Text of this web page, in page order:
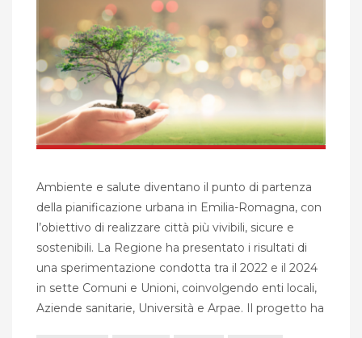
Ambiente e salute diventano il punto di partenza
della pianificazione urbana in Emilia-Romagna, con
l’obiettivo di realizzare città più vivibili, sicure e
sostenibili. La Regione ha presentato i risultati di
una sperimentazione condotta tra il 2022 e il 2024
in sette Comuni e Unioni, coinvolgendo enti locali,
Aziende sanitarie, Università e Arpae. Il progetto ha